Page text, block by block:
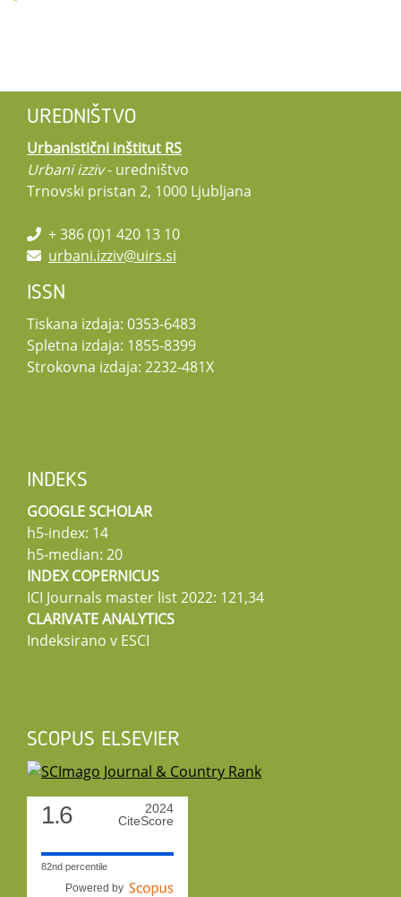
UREDNIŠTVO
Urbanistični inštitut RS
Urbani izziv- uredništvo
Trnovski pristan 2, 1000 Ljubljana
+ 386 (0)1 420 13 10
urbani.izziv@uirs.si
ISSN
Tiskana izdaja: 0353-6483
Spletna izdaja: 1855-8399
Strokovna izdaja: 2232-481X
INDEKS
GOOGLE SCHOLAR
h5-index: 14
h5-median: 20
INDEX COPERNICUS
ICI Journals master list 2022: 121,34
CLARIVATE ANALYTICS
Indeksirano v ESCI
SCOPUS ELSEVIER
1.6
2024
CiteScore
82nd percentile
Powered by